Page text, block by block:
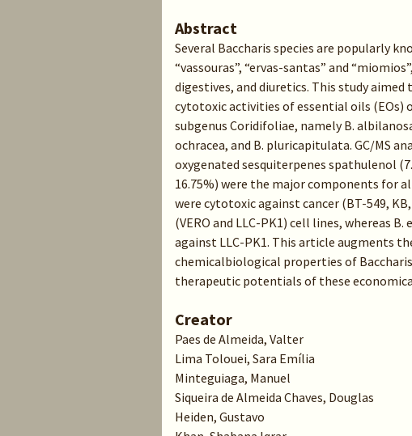
Abstract
Several Baccharis species are popularly
“vassouras”, “ervas-santas” and
digestives, and diuretics. This study
cytotoxic activities of essential oils (EOs)
subgenus Coridifoliae, namely B.
ochracea, and B. pluricapitulata. GC/MS
oxygenated sesquiterpenes spathulenol
16.75%) were the major components for
were cytotoxic against cancer (BT-549,
(VERO and LLC-PK1) cell lines, whereas
against LLC-PK1. This article augments
chemicalbiological properties of
therapeutic potentials of these
Creator
Paes de Almeida, Valter
Lima Tolouei, Sara Emília
Minteguiaga, Manuel
Siqueira de Almeida Chaves, Douglas
Heiden, Gustavo